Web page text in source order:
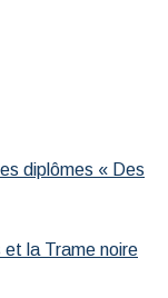
diplômes « Des
et la Trame noire